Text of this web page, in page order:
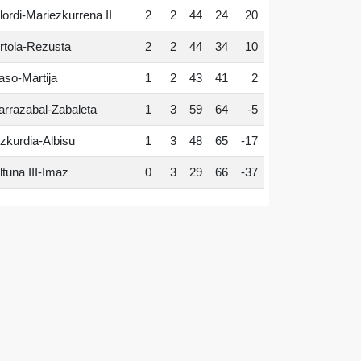
Mariezkurrena II 2 2 44 24 20
Rezusta 2 2 44 34 10
Martija 1 2 43 41 2
Zabaleta 1 3 59 64 -5
Albisu 1 3 48 65 -17
III-Imaz 0 3 29 66 -37